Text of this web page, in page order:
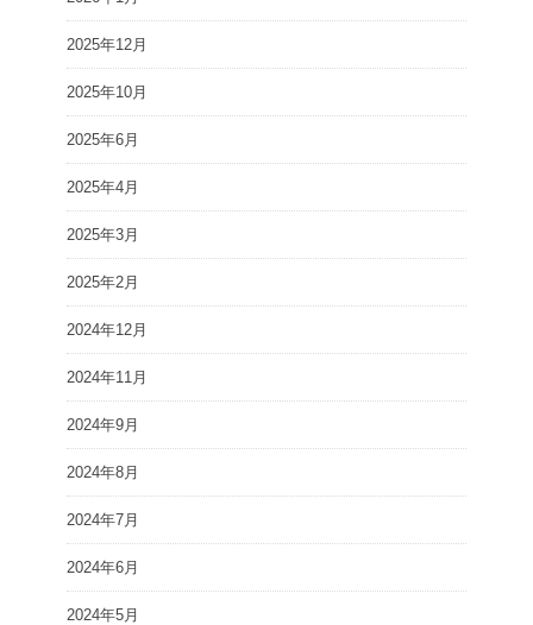
2025年12月
2025年10月
2025年6月
2025年4月
2025年3月
2025年2月
2024年12月
2024年11月
2024年9月
2024年8月
2024年7月
2024年6月
2024年5月